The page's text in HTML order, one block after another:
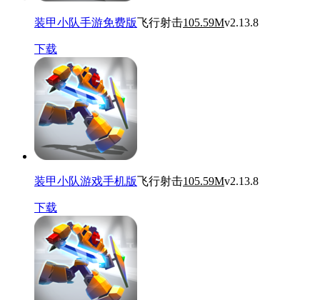
装甲小队手游免费版飞行射击105.59Mv2.13.8
下载
装甲小队游戏手机版飞行射击105.59Mv2.13.8
下载